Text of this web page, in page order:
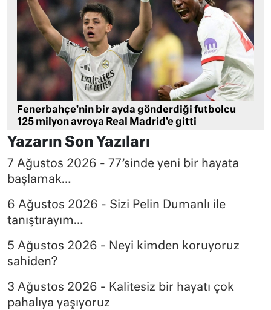
Fenerbahçe’nin bir ayda gönderdiği futbolcu
125 milyon avroya Real Madrid’e gitti
Yazarın Son Yazıları
7 Ağustos 2026 - 77’sinde yeni bir hayata
başlamak…
6 Ağustos 2026 - Sizi Pelin Dumanlı ile
tanıştırayım…
5 Ağustos 2026 - Neyi kimden koruyoruz
sahiden?
3 Ağustos 2026 - Kalitesiz bir hayatı çok
pahalıya yaşıyoruz